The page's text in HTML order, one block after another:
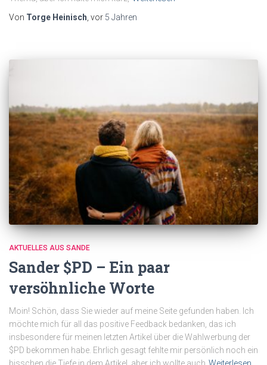
Von Torge Heinisch , vor 5 Jahren
AKTUELLES AUS SANDE
Sander $PD – Ein paar
versöhnliche Worte
Moin! Schön, dass Sie wieder auf meine Seite gefunden haben. Ich
möchte mich für all das positive Feedback bedanken, das ich
insbesondere für meinen letzten Artikel über die Wahlwerbung der
$PD bekommen habe. Ehrlich gesagt fehlte mir persönlich noch ein